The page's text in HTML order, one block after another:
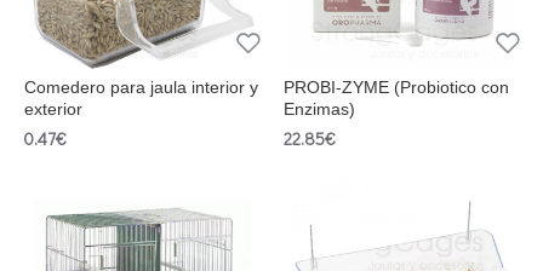
Comedero para jaula interior y
exterior
0.47€
PROBI-ZYME (Probiotico con
Enzimas)
22.85€